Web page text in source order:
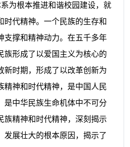
为根本推进和谐校园建设，就
时代精神。一个民族的生存和
支撑和精神动力。在五千多年
族形成了以爱国主义为核心的
新时期，形成了以改革创新为
精神和时代精神，是中国人民
是中华民族生命机体中不可分
族精神和时代精神，深刻揭示
发展壮大的根本原因，揭示了